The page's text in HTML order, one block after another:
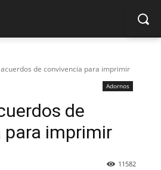
de convivencia para imprimir
Adornos
de
para imprimir
11582